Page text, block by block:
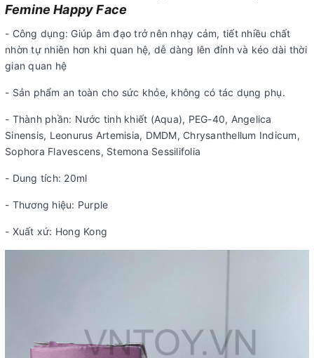
Femine Happy Face
- Công dụng: Giúp âm đạo trở nên nhạy cảm, tiết nhiều chất
nhờn tự nhiên hơn khi quan hệ, dễ dàng lên đỉnh và kéo dài thời
gian quan hệ
- Sản phẩm an toàn cho sức khỏe, không có tác dụng phụ.
- Thành phần: Nước tinh khiết (Aqua), PEG-40, Angelica
Sinensis, Leonurus Artemisia, DMDM, Chrysanthellum Indicum,
Sophora Flavescens, Stemona Sessilifolia
- Dung tích: 20ml
- Thương hiệu: Purple
- Xuất xứ: Hong Kong